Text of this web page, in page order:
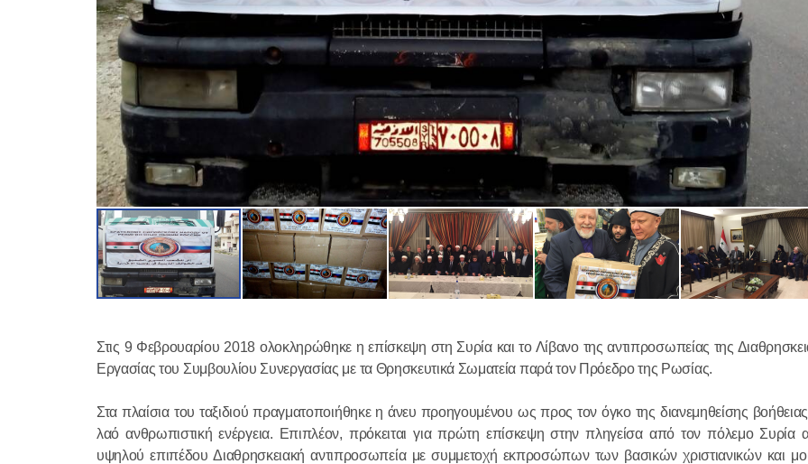
Στις 9 Φεβρουαρίου 2018 ολοκληρώθηκε η επίσκεψη στη Συρία και το Λίβανο της αντιπροσωπείας της
Εργασίας του Συμβουλίου Συνεργασίας με τα Θρησκευτικά Σωματεία παρά τον Πρόεδρο της Ρωσίας.
Στα πλαίσια του ταξιδιού πραγματοποιήθηκε η άνευ προηγουμένου ως προς τον όγκο της διανεμηθείσης
λαό ανθρωπιστική ενέργεια. Επιπλέον, πρόκειται για πρώτη επίσκεψη στην πληγείσα από τον πόλεμο Συρία
υψηλού επιπέδου Διαθρησκειακή αντιπροσωπεία με συμμετοχή εκπροσώπων των βασικών χριστιανικών και
18.12.2025
Ο
Κύριλλος
(Άνω
29.01.2026
συνομιλία